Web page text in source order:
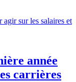
année
carrières